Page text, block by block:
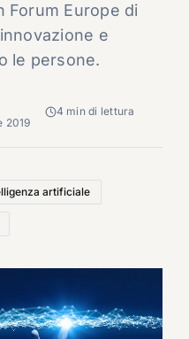
Forum Europe di
e
le persone.
2019
4 min di lettura
artificiale